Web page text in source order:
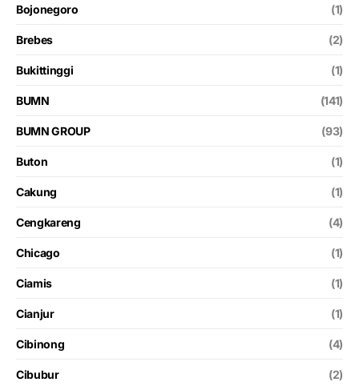
Bojonegoro (1)
Brebes (2)
Bukittinggi (1)
BUMN (141)
BUMN GROUP (93)
Buton (1)
Cakung (1)
Cengkareng (4)
Chicago (1)
Ciamis (1)
Cianjur (1)
Cibinong (4)
Cibubur (2)